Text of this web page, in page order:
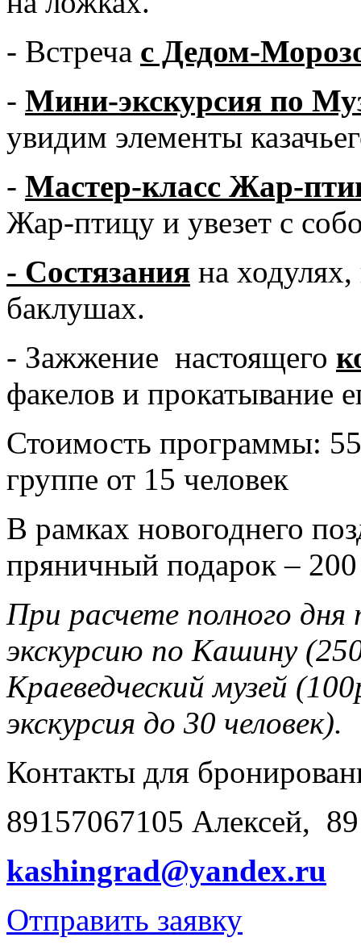
- Встреча с Дедом-
- Мини-экскурсия по
увидим элементы
- Мастер-класс Жар-
Жар-птицу и увезет с
- Состязания на
баклушах.
- Зажжение настоящего
факелов и прокатывание
Стоимость программы:
группе от 15 человек
В рамках новогоднего
пряничный подарок – 200
При расчете полного
экскурсию по Кашину
Краеведческий музей
экскурсия до 30
Контакты для
89157067105 Алексей,
kashingrad@yandex.ru
Отправить заявку